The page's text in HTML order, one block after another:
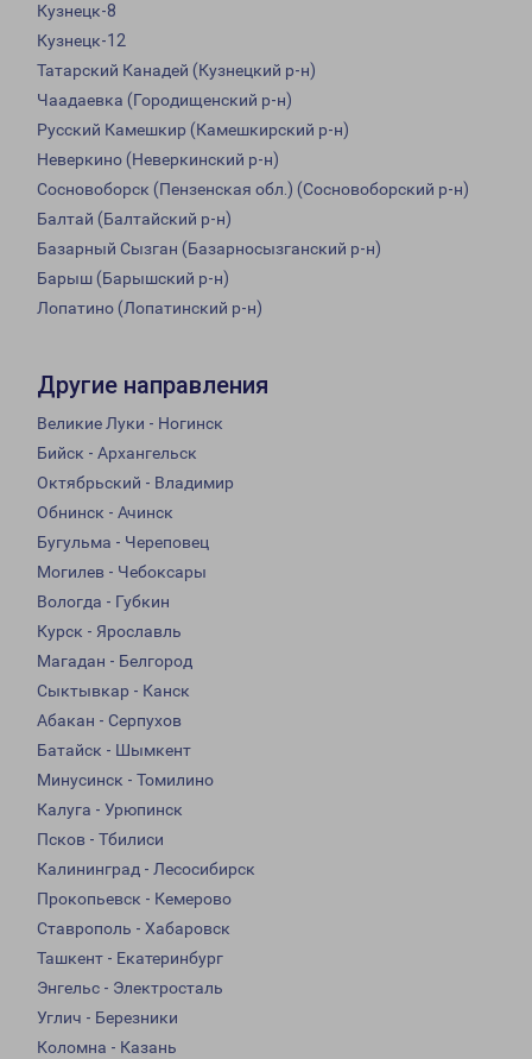
Кузнецк-8
Кузнецк-12
Татарский Канадей (Кузнецкий р-н)
Чаадаевка (Городищенский р-н)
Русский Камешкир (Камешкирский р-н)
Неверкино (Неверкинский р-н)
Сосновоборск (Пензенская обл.) (Сосновоборский р-н)
Балтай (Балтайский р-н)
Базарный Сызган (Базарносызганский р-н)
Барыш (Барышский р-н)
Лопатино (Лопатинский р-н)
Другие направления
Великие Луки - Ногинск
Бийск - Архангельск
Октябрьский - Владимир
Обнинск - Ачинск
Бугульма - Череповец
Могилев - Чебоксары
Вологда - Губкин
Курск - Ярославль
Магадан - Белгород
Сыктывкар - Канск
Абакан - Серпухов
Батайск - Шымкент
Минусинск - Томилино
Калуга - Урюпинск
Псков - Тбилиси
Калининград - Лесосибирск
Прокопьевск - Кемерово
Ставрополь - Хабаровск
Ташкент - Екатеринбург
Энгельс - Электросталь
Углич - Березники
Коломна - Казань